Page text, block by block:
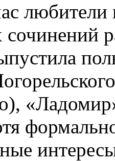
сочинений